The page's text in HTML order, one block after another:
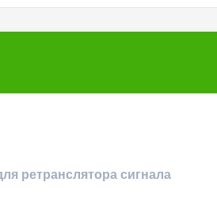
ретранслятора сигнала